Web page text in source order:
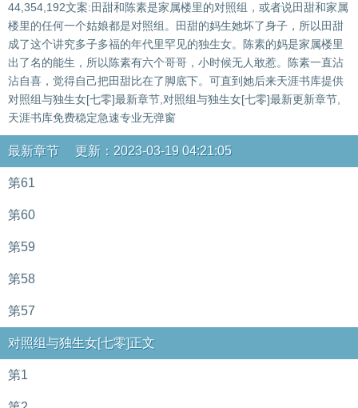
44,354,192文案:田甜和陈素是家属楼里的对照组，或者说田甜和家属
楼里的任何一个姑娘都是对照组。田甜的妈生她坏了身子，所以田甜
成了这个讲究多子多福的年代里罕见的独生女。陈素的妈是家属楼里
出了名的能生，所以陈素有六个哥哥，小时候无人敢惹。陈素一直沾
沾自喜，觉得自己把田甜比在了脚底下。可直到她后来天涯书库提供
对照组与独生女[七零]最新章节,对照组与独生女[七零]最新更新章节,
天涯书库免费稳定急速专业无弹窗
最新章节 更新：2023-03-19 04:21:05
第61
第60
第59
第58
第57
对照组与独生女[七零]正文
第1